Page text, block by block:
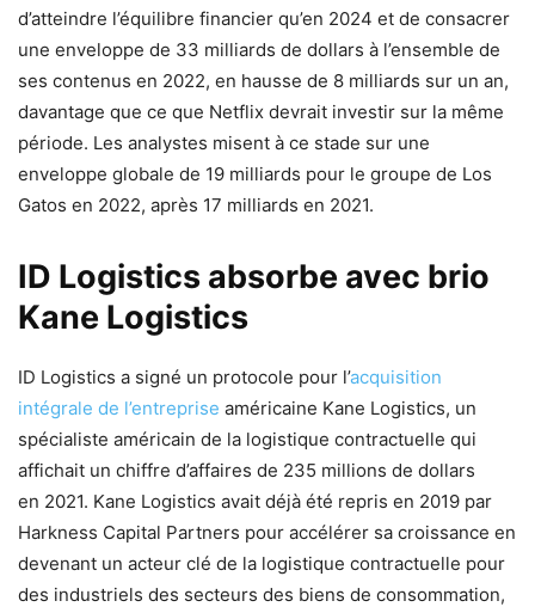
d’atteindre l’équilibre financier qu’en 2024 et de consacrer
une enveloppe de 33 milliards de dollars à l’ensemble de
ses contenus en 2022, en hausse de 8 milliards sur un an,
davantage que ce que Netflix devrait investir sur la même
période. Les analystes misent à ce stade sur une
enveloppe globale de 19 milliards pour le groupe de Los
Gatos en 2022, après 17 milliards en 2021.
ID Logistics absorbe avec brio
Kane Logistics
ID Logistics a signé un protocole pour l’acquisition
intégrale de l’entreprise américaine Kane Logistics, un
spécialiste américain de la logistique contractuelle qui
affichait un chiffre d’affaires de 235 millions de dollars
en 2021. Kane Logistics avait déjà été repris en 2019 par
Harkness Capital Partners pour accélérer sa croissance en
devenant un acteur clé de la logistique contractuelle pour
des industriels des secteurs des biens de consommation,